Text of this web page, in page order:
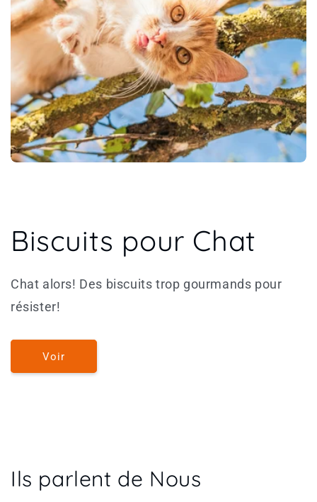
Biscuits pour Chat
Chat alors! Des biscuits trop gourmands pour
résister!
Voir
Ils parlent de Nous